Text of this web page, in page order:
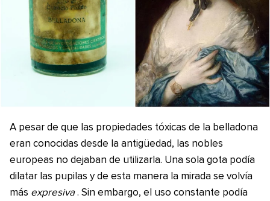
A pesar de que las propiedades tóxicas de la belladona
eran conocidas desde la antigüedad, las nobles
europeas no dejaban de utilizarla. Una sola gota podía
dilatar las pupilas y de esta manera la mirada se volvía
más expresiva . Sin embargo, el uso constante podía